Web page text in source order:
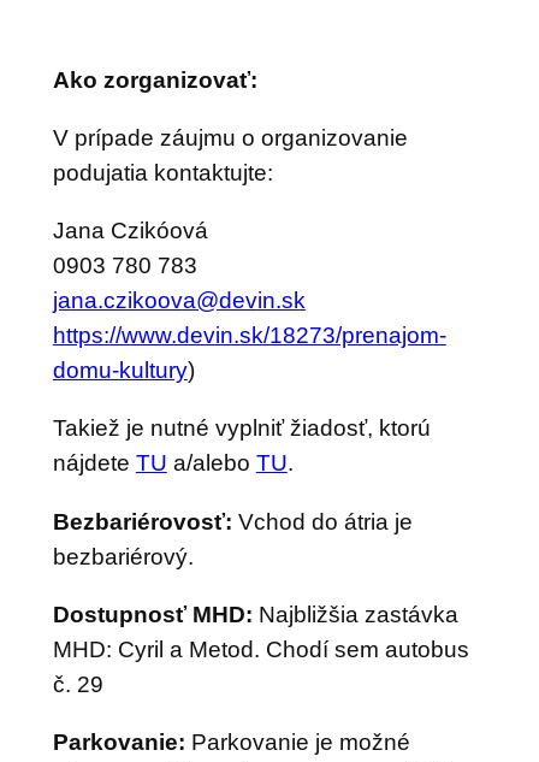
Ako zorganizovať:
V prípade záujmu o organizovanie
podujatia kontaktujte:
Jana Czikóová
0903 780 783
ks.ni
ved@a
vooki
zc.an
aj
https://www.devin.sk/18273/prenajom-
domu-kultury)
Takiež je nutné vyplniť žiadosť, ktorú
nájdete TU a/alebo TU.
Bezbariérovosť: Vchod do átria je
bezbariérový.
Dostupnosť MHD: Najbližšia zastávka
MHD: Cyril a Metod. Chodí sem autobus
č. 29
Parkovanie: Parkovanie je možné